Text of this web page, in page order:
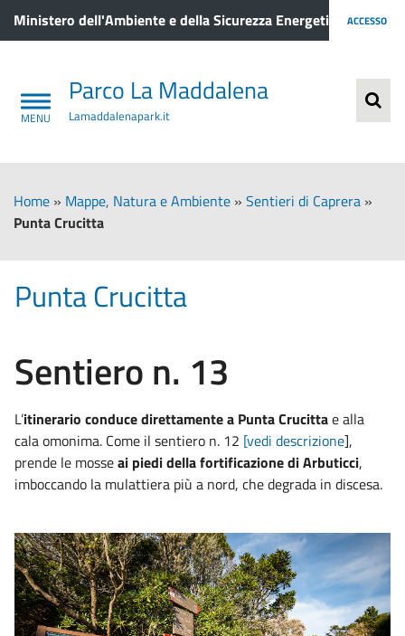
Ministero dell'Ambiente e della Sicurezza Energetica ACCESSO
Parco La Maddalena
Lamaddalenapark.it
Home » Mappe, Natura e Ambiente » Sentieri di Caprera »
Punta Crucitta
Punta Crucitta
Sentiero n. 13
L’itinerario conduce direttamente a Punta Crucittae alla
cala omonima. Come il sentiero n. 12 [vedi descrizione],
prende le mosseai piedi della fortificazione di Arbuticci,
imboccando la mulattiera più a nord, che degrada in discesa.